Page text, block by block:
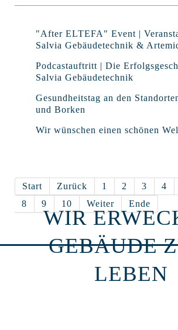
"After ELTEFA" Event |
Salvia Gebäudetechnik &
Podcastauftritt | Die
Salvia Gebäudetechnik
Gesundheitstag an den
und Borken
Wir wünschen einen schönen
Start Zurück 1 2 3 4
8
9 10 Weiter Ende
WIR
GEBÄUDE
LEBEN